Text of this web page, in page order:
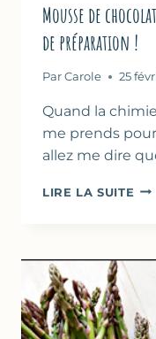
Mousse de
de préparation !
Par Carole 25
Quand la
me prends
allez me dire
LIRE LA SUITE
2
&
5